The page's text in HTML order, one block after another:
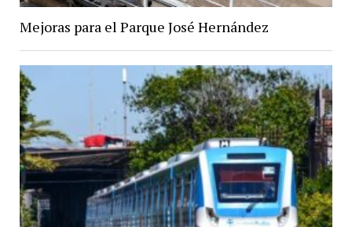
Mejoras para el Parque José Hernández